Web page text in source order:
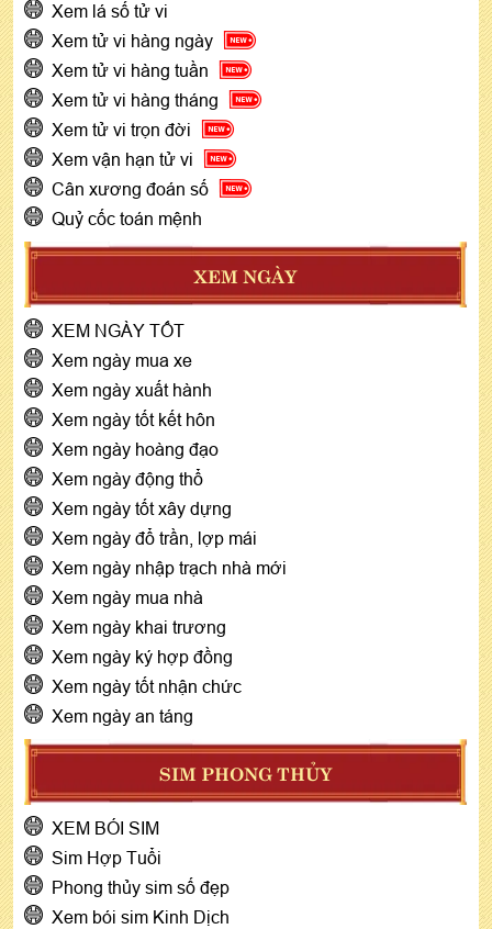
Xem lá số tử vi
Xem tử vi hàng ngày
Xem tử vi hàng tuần
Xem tử vi hàng tháng
Xem tử vi trọn đời
Xem vận hạn tử vi
Cân xương đoán số
Quỷ cốc toán mệnh
XEM NGÀY
XEM NGÀY TỐT
Xem ngày mua xe
Xem ngày xuất hành
Xem ngày tốt kết hôn
Xem ngày hoàng đạo
Xem ngày động thổ
Xem ngày tốt xây dựng
Xem ngày đổ trần, lợp mái
Xem ngày nhập trạch nhà mới
Xem ngày mua nhà
Xem ngày khai trương
Xem ngày ký hợp đồng
Xem ngày tốt nhận chức
Xem ngày an táng
SIM PHONG THỦY
XEM BÓI SIM
Sim Hợp Tuổi
Phong thủy sim số đẹp
Xem bói sim Kinh Dịch